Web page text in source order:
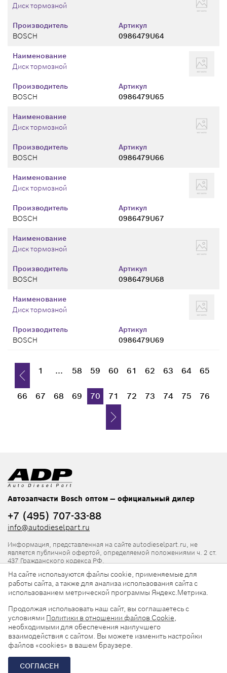
Производитель
BOSCH
Артикул
0986479U64
Диск тормозной
Производитель
BOSCH
Артикул
0986479U65
Наименование
Диск тормозной
Производитель
BOSCH
Артикул
0986479U66
Наименование
Диск тормозной
Производитель
BOSCH
Артикул
0986479U67
Наименование
Диск тормозной
Производитель
BOSCH
Артикул
0986479U68
Наименование
Диск тормозной
Производитель
BOSCH
Артикул
0986479U69
Наименование
Диск тормозной
1 ... 58 59 60 61 62 63 64 65
66 67 68 69 70 71 72 73 74 75 76
Автозапчасти Bosch оптом — официальный дилер
+7 (495) 707-33-88
info@autodieselpart.ru
Информация, представленная на сайте autodieselpart.ru, не
является публичной офертой, определяемой положениями ч. 2 ст.
437 Гражданского кодекса РФ.
Нормативная документация
ADP в социальных сетях
© 2026, ООО «АвтоДизельПарт». Все права защищены.
Разработка сайта —
На сайте используются файлы cookie, применяемые для
работы сайта, а также для анализа использования сайта с
использованием метрической программы Яндекс.Метрика.
Продолжая использовать наш сайт, вы соглашаетесь с
условиями Политики в отношении файлов Cookie,
необходимыми для обеспечения наилучшего
взаимодействия с сайтом. Вы можете изменить настройки
файлов «cookies» в вашем браузере.
СОГЛАСЕН